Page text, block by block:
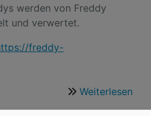
werden von Freddy
und verwertet.
freddy-
Weiterlesen